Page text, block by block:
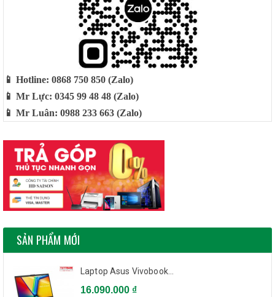
📱 Hotline: 0868 750 850 (Zalo)
📱 Mr Lực: 0345 99 48 48 (Zalo)
📱 Mr Luân: 0988 233 663 (Zalo)
SẢN PHẨM MỚI
Laptop Asus Vivobook...
16.090.000 ₫